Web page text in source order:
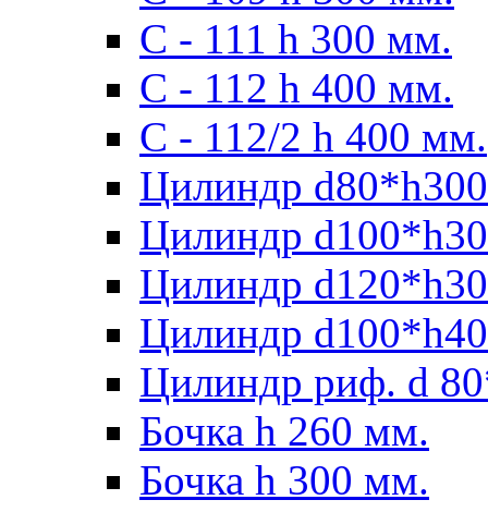
С - 111 h 300 мм.
C - 112 h 400 мм.
С - 112/2 h 400 мм.
Цилиндр
Цилиндр
Цилиндр
Цилиндр
Цилиндр риф. d
Бочка h 260 мм.
Бочка h 300 мм.